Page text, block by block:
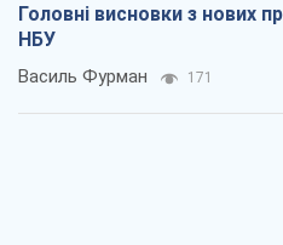
Головні висновки з нових
НБУ
Василь Фурман 171